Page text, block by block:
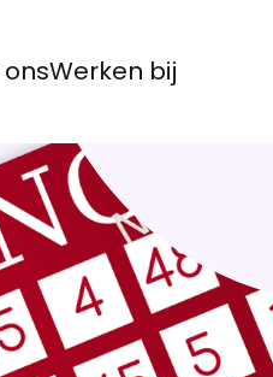
onsWerken bij